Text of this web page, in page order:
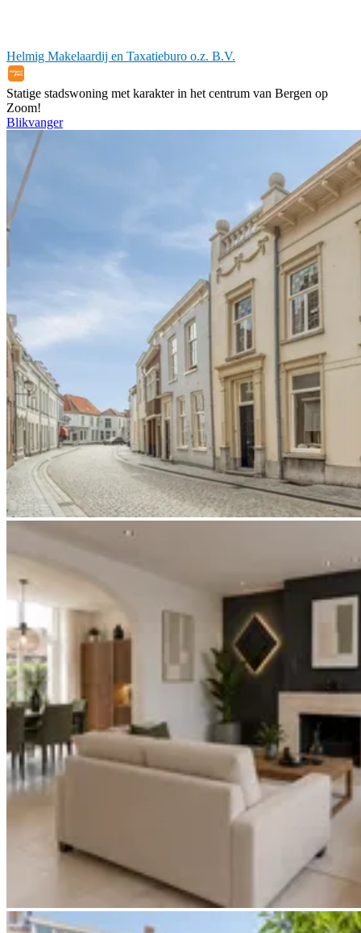
Helmig Makelaardij en Taxatieburo o.z. B.V.
Statige stadswoning met karakter in het centrum van Bergen op
Zoom!
Blikvanger